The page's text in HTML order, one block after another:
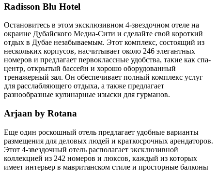
Radisson Blu Hotel
Остановитесь в этом эксклюзивном 4-звездочном отеле на
окраине Дубайского Медиа-Сити и сделайте свой короткий
отдых в Дубае незабываемым. Этот комплекс, состоящий из
нескольких корпусов, насчитывает около 246 элегантных
номеров и предлагает первоклассные удобства, такие как спа-
центр, открытый бассейн и хорошо оборудованный
тренажерный зал. Он обеспечивает полный комплекс услуг
для расслабляющего отдыха, а также предлагает
разнообразные кулинарные изыски для гурманов.
Arjaan by Rotana
Еще один роскошный отель предлагает удобные варианты
размещения для деловых людей и краткосрочных арендаторов.
Этот 4-звездочный отель располагает эксклюзивной
коллекцией из 242 номеров и люксов, каждый из которых
имеет интерьер в мавританском стиле и просторные балконы